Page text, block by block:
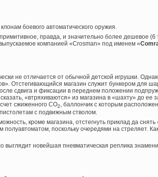
боевого автоматического оружия.
правда, и значительно более дешевое (6
компанией «Crosman» под именем «
не отличается от обычной детской игрушки.
Отстегивающийся магазин служит бункером для
сдвига и фиксации в переднем положении
«втряхиваются» из магазина в «шахту» до ее
сжиженного СО2
, баллончик с которым расположен
с подвижным стволом.
кроме магазина, отстегнуть приклад да снять
поскольку очередями на стреляет.
выглядит новейшая пневматическая реплика